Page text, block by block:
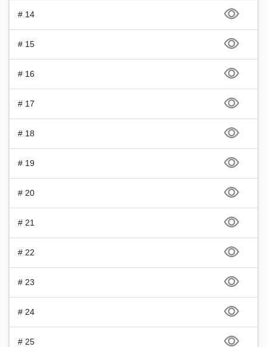
# 14
# 15
# 16
# 17
# 18
# 19
# 20
# 21
# 22
# 23
# 24
# 25